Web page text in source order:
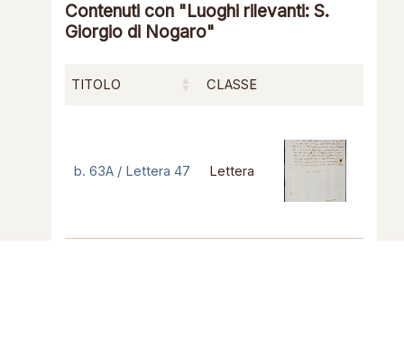
Contenuti con "Luoghi rilevanti: S.
Giorgio di Nogaro"
TITOLO CLASSE
b. 63A / Lettera 47 Lettera